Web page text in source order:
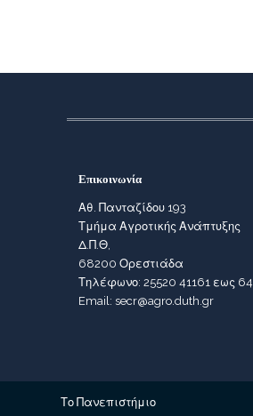
Επικοινωνία
Αθ. Πανταζίδου 193
Τμήμα Αγροτικής Ανάπτυξης
Δ.Π.Θ,
68200 Ορεστιάδα
Τηλέφωνο: 25520 41161 εως 64
Email: secr@agro.duth.gr
Το Πανεπιστήμιο